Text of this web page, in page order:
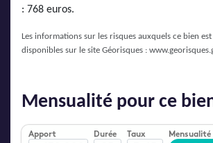
: 768 euros.
Les informations sur les risques auxquels ce bien
disponibles sur le site Géorisques :
Mensualité pour ce